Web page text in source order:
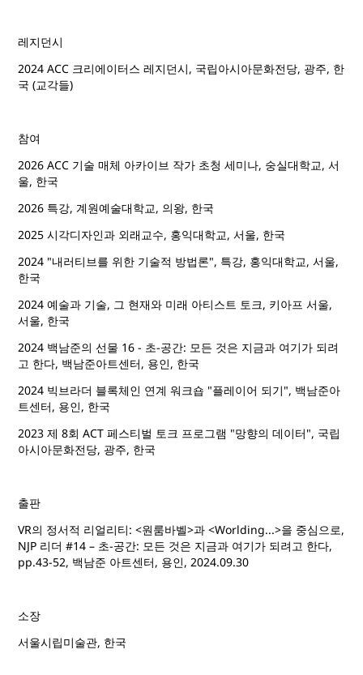
레지던시
2024 ACC 크리에이터스 레지던시, 국립아시아문화전당, 광주, 한
국 (교각들)
참여
2026 ACC 기술 매체 아카이브 작가 초청 세미나, 숭실대학교, 서
울, 한국
2026 특강, 계원예술대학교, 의왕, 한국
2025 시각디자인과 외래교수, 홍익대학교, 서울, 한국
2024 "내러티브를 위한 기술적 방법론", 특강, 홍익대학교, 서울,
한국
2024 예술과 기술, 그 현재와 미래 아티스트 토크, 키아프 서울,
서울, 한국
2024 백남준의 선물 16 - 초-공간: 모든 것은 지금과 여기가 되려
고 한다, 백남준아트센터, 용인, 한국
2024 빅브라더 블록체인 연계 워크숍 "플레이어 되기", 백남준아
트센터, 용인, 한국
2023 제 8회 ACT 페스티벌 토크 프로그램 "망향의 데이터", 국립
아시아문화전당, 광주, 한국
출판
VR의 정서적 리얼리티: <원룸바벨>과 <Worlding...>을 중심으로,
NJP 리더 #14 – 초-공간: 모든 것은 지금과 여기가 되려고 한다,
pp.43-52, 백남준 아트센터, 용인, 2024.09.30
소장
서울시립미술관, 한국